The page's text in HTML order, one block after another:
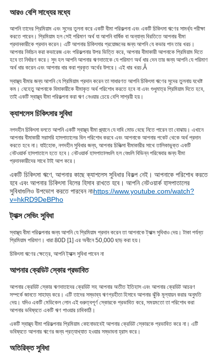
আরও বেশি সাধ্যের মধ্যে
আপনি তাদের প্রিমিয়াম এবং সুদের তুলনা করে একটি বীমা পরিকল্পনা এবং একটি চিকিৎসা ঋণের সামর্থ্য পরীক্ষা
করতে পারেন। প্রিমিয়াম হল সেই পরিমাণ অর্থ যা আপনি বার্ষিক বা অন্যান্য বিরতিতে আপনার বীমা
প্রদানকারীকে প্রদান করেন। এটি আপনার চিকিৎসার প্রয়োজনের জন্য আপনি যে কভার পান তার খরচ।
আপনার নির্বাচন করা কভারেজ এবং পরিকল্পনার উপর ভিত্তি করে, আপনার বীমাকারী আপনাকে প্রিমিয়াম দিতে
হবে তা নির্ধারণ করে। সুদ হল আপনি আপনার ঋণদাতাকে যে পরিমাণ অর্থ ধার দেন তার জন্য আপনি যে পরিমাণ
অর্থ ধার করেন এবং আপনার ধার করা প্রকৃত অর্থের উপরে। এই ধার খরচ.Â
স্বাস্থ্য বীমার জন্য আপনি যে প্রিমিয়াম প্রদান করেন তা সাধারণত আপনি চিকিৎসা ঋণের সুদের তুলনায় যথেষ্ট
কম। যেহেতু আপনাকে বিমাকারীকে বীমাকৃত অর্থ পরিশোধ করতে হবে না এবং শুধুমাত্র প্রিমিয়াম দিতে হবে,
তাই একটি স্বাস্থ্য বীমা পরিকল্পনা করা ঋণ নেওয়ার চেয়ে বেশি সাশ্রয়ী হয়।
ক্যাশলেস চিকিৎসার সুবিধা
নগদহীন চিকিৎসা বলতে আপনি একটি স্বাস্থ্য বীমা প্ল্যানে যে দাবি মোড বেছে নিতে পারেন তা বোঝায়। এখানে
আপনার বীমাকারী সরাসরি হাসপাতালের বিল পরিশোধ করবে এবং আপনাকে আপনার পকেট থেকে অর্থ প্রদান
করতে হবে না। যাইহোক, নগদহীন সুবিধার জন্য, আপনার চিকিত্সা বীমাকারীর সাথে তালিকাভুক্ত একটি
নেটওয়ার্ক হাসপাতালে হতে হবে। নেটওয়ার্ক হাসপাতালগুলি হল যেগুলি বিভিন্ন পরিষেবার জন্য বীমা
প্রদানকারীদের সাথে টাই আপ করে।
একটি চিকিৎসা ঋণে, আপনার কাছে ক্যাশলেস সুবিধার বিকল্প নেই। আপনাকে পরিশোধ করতে
হবে এবং আপনার চিকিৎসা বিলের হিসাব রাখতে হবে। আপনি নেটওয়ার্ক হাসপাতালের
সুবিধাগুলিও উপভোগ করতে পারবেন না৷https://www.youtube.com/watch?
v=hkRD9DeBPho
ট্যাক্স সেভিং সুবিধা
স্বাস্থ্য বীমা পরিকল্পনার জন্য আপনি যে প্রিমিয়াম প্রদান করেন তা আপনাকে ট্যাক্স সুবিধাও দেয়। টাকা পর্যন্ত
প্রিমিয়াম পরিমাণ। ধারা 80D [1] এর অধীনে 50,000 ছাড় করা হয়।
চিকিৎসা ঋণের ক্ষেত্রে, আপনি ট্যাক্স সুবিধা পাবেন না
আপনার ক্রেডিট স্কোর প্রভাবিত
আপনার ক্রেডিট স্কোর ঋণদাতাদের ক্রেডিট সহ আপনার অতীত ইতিহাস এবং আপনার ক্রেডিট আচরণ
সম্পর্কে জানতে সাহায্য করে। এটি তাদের সম্ভাব্য ঋণগ্রহীতা হিসাবে আপনার ঝুঁকি মূল্যায়ন করার অনুমতি
দেয়। যদিও একটি মেডিকেল লোন এই গুরুত্বপূর্ণ স্কোরকে প্রভাবিত করে, সময়মতো তা পরিশোধ করা
আপনার ভবিষ্যতে একটি ঋণ পাওয়ার চাবিকাঠি।
একটি স্বাস্থ্য বীমা পরিকল্পনার প্রিমিয়াম কোনোভাবেই আপনার ক্রেডিট স্কোরকে প্রভাবিত করে না। এটি
ভবিষ্যতে আপনার ঋণের জন্য প্রত্যাখ্যাত হওয়ার সম্ভাবনা হ্রাস করে।
অতিরিক্ত সুবিধা